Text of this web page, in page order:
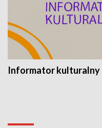
Informator kulturalny